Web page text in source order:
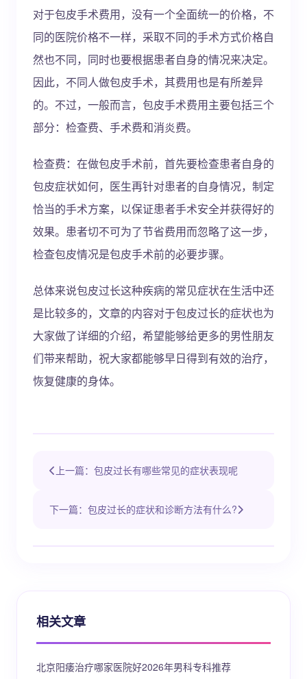
对于包皮手术费用，没有一个全面统一的价格，不
同的医院价格不一样，采取不同的手术方式价格自
然也不同，同时也要根据患者自身的情况来决定。
因此，不同人做包皮手术，其费用也是有所差异
的。不过，一般而言，包皮手术费用主要包括三个
部分：检查费、手术费和消炎费。
检查费：在做包皮手术前，首先要检查患者自身的
包皮症状如何，医生再针对患者的自身情况，制定
恰当的手术方案，以保证患者手术安全并获得好的
效果。患者切不可为了节省费用而忽略了这一步，
检查包皮情况是包皮手术前的必要步骤。
总体来说包皮过长这种疾病的常见症状在生活中还
是比较多的，文章的内容对于包皮过长的症状也为
大家做了详细的介绍，希望能够给更多的男性朋友
们带来帮助，祝大家都能够早日得到有效的治疗，
恢复健康的身体。
上一篇：包皮过长有哪些常见的症状表现呢
下一篇：包皮过长的症状和诊断方法有什么?
相关文章
北京阳痿治疗哪家医院好2026年男科专科推荐